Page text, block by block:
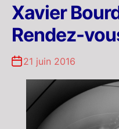
Xavier
Rendez-
21 juin 2016